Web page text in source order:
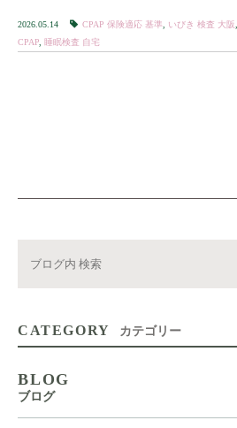
2026.05.14 CPAP 保険適応 基準 いびき 検査 大阪
CPAP
睡眠検査 自宅
CATEGORY カテゴリー
BLOG
ブログ